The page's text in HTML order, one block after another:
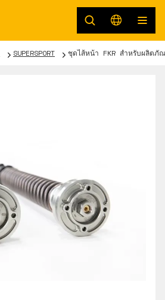
SUPERSPORT ชุดไส้หน้า FKR สำหรับผลิตภัณ